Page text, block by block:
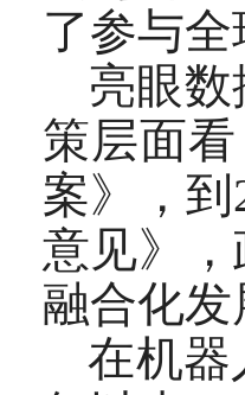
了参与
亮眼
策层面
案》，
意见》
融合化
在机器